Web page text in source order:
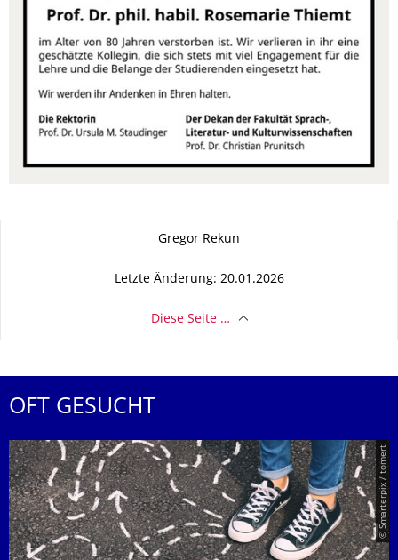
Gregor Rekun
Letzte Änderung: 20.01.2026
Diese Seite …
OFT GESUCHT
© Smarterpix / tomert